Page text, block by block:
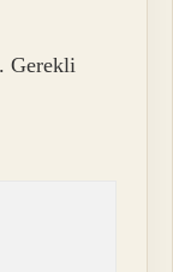
Gerekli